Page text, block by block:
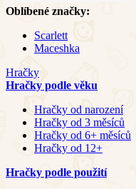
Oblíbené značky:
Scarlett
Maceshka
Hračky
Hračky podle věku
Hračky od narození
Hračky od 3 měsíců
Hračky od 6+ měsíců
Hračky od 12+
Hračky podle použití